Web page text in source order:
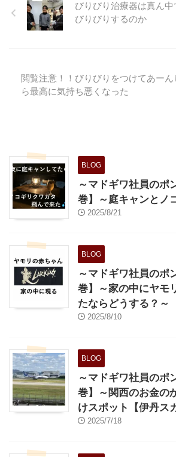
びりびり治療器は真ん
びりびりするのか
閲覧注意！！びりびりをつけてあーん
ら最高に気持ち悪くなった
BLOG
～マドギワ社員のポ
巻】～庭キャンとノ
2025/8/21
BLOG
～マドギワ社員のポ
巻】～家の中にヤモ
たならどうする？～
2025/8/10
BLOG
～マドギワ社員のポ
巻】～関西のお金の
けスポット【伊丹ス
2025/7/18